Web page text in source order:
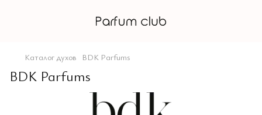
Каталог духов BDK Parfums
BDK Parfums